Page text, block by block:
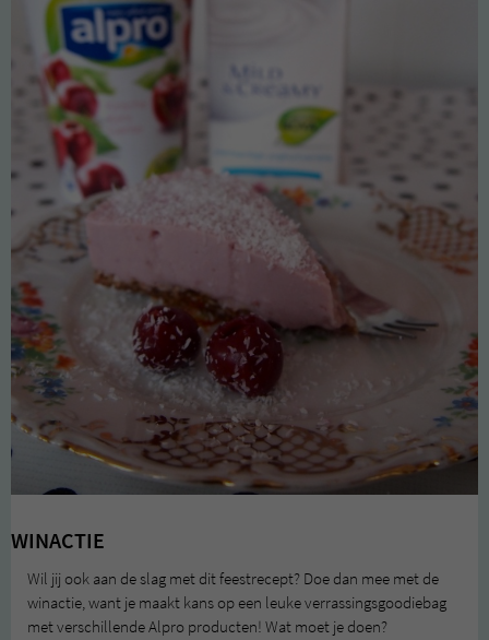
WINACTIE
Wil jij ook aan de slag met dit feestrecept? Doe dan mee met de
winactie, want je maakt kans op een leuke verrassingsgoodiebag
met verschillende Alpro producten! Wat moet je doen?